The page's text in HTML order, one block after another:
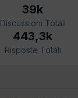
39k
Discussioni Totali
443,3k
Risposte Totali